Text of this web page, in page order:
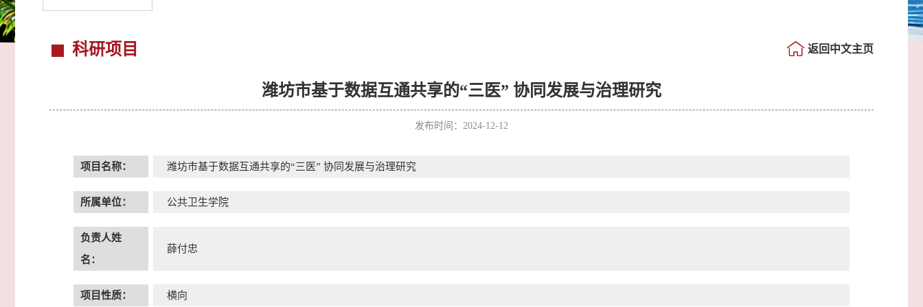
科研项目 返回中文主页
潍坊市基于数据互通共享的“三医” 协同发展与治理研究
发布时间：2024-12-12
项目名称： 潍坊市基于数据互通共享的“三医” 协同发展与治理研究
所属单位： 公共卫生学院
负责人姓
名：
薛付忠
项目性质： 横向